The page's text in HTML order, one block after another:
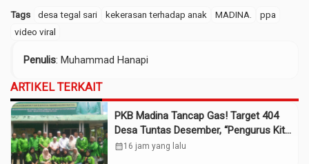
Tags desa tegal sari kekerasan terhadap anak MADINA.
ppa
video viral
Penulis: Muhammad Hanapi
ARTIKEL TERKAIT
PKB Madina Tancap Gas! Target 404
Desa Tuntas Desember, “Pengurus Kita
Adalah Tokoh”
calendar_month16 jam yang lalu